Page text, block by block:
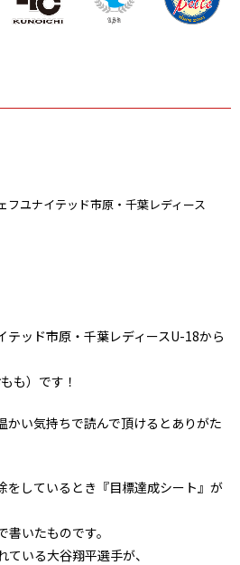
フユナイテッド市原・千葉レディース
テッド市原・千葉レディースU-18から
も）です！
かい気持ちで読んで頂けるとありがた
をしているとき『目標達成シート』が
いたものです。
いる大谷翔平選手が、